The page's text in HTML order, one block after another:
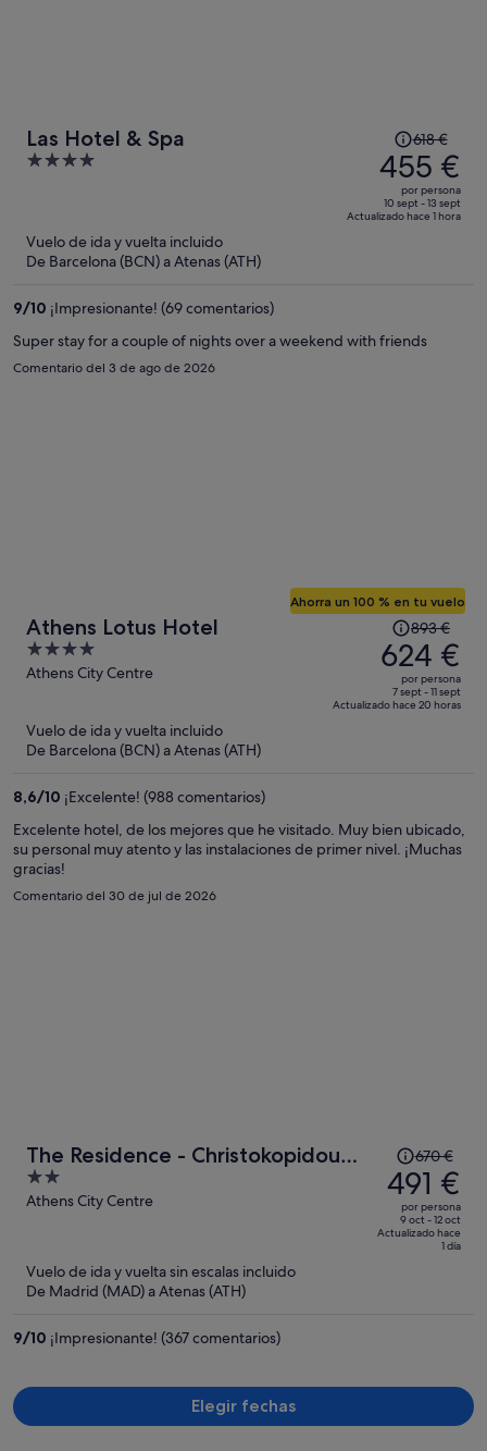
Las Hotel & Spa
4
5
precio
era
de
618 €,
por
618 €
455 €
por persona
10 sept - 13 sept
Actualizado hace 1 hora
Vuelo de ida y vuelta incluido
De Barcelona (BCN) a Atenas (ATH)
9/10 ¡Impresionante! (69 comentarios)
Super stay for a couple of nights over a weekend with friends
Comentario del 3 de ago de 2026
Athens Lotus Hotel
4
out
Athens City Centre
Ahorra un 100 % en tu vuelo
El
precio
era
de
893 €,
por
persona
893 €
624 €
por persona
7 sept - 11 sept
Actualizado hace 20 horas
Vuelo de ida y vuelta incluido
De Barcelona (BCN) a Atenas (ATH)
8,6/10 ¡Excelente! (988 comentarios)
Excelente hotel, de los mejores que he visitado. Muy bien ubicado,
su personal muy atento y las instalaciones de primer nivel. ¡Muchas
gracias!
Comentario del 30 de jul de 2026
The Residence - Christokopidou
Hotel & SPA
2
out
Athens City Centre
El
precio
era
de
670 €,
670 €
491 €
por persona
9 oct - 12 oct
Actualizado hace
1 día
Vuelo de ida y vuelta sin escalas incluido
De Madrid (MAD) a Atenas (ATH)
9/10 ¡Impresionante! (367 comentarios)
Elegir fechas